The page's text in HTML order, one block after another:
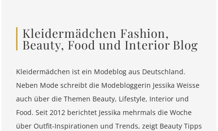
Kleidermädchen Fashion,
Beauty, Food und Interior Blog
Kleidermädchen ist ein Modeblog aus Deutschland.
Neben Mode schreibt die Modebloggerin Jessika Weisse
auch über die Themen Beauty, Lifestyle, Interior und
Food. Seit 2012 berichtet Jessika mehrmals die Woche
über Outfit-Inspirationen und Trends, zeigt Beauty Tipps